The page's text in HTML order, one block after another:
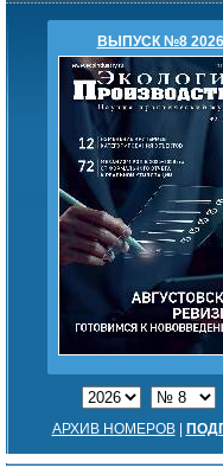
ВЫПУСК №8 2026
АРХИВ НОМЕРОВ|